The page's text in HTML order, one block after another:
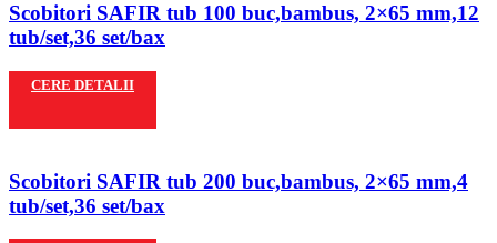
Scobitori SAFIR tub 100 buc,bambus, 2×65 mm,12
tub/set,36 set/bax
CERE DETALII
Scobitori SAFIR tub 200 buc,bambus, 2×65 mm,4
tub/set,36 set/bax